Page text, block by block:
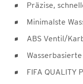
Präzise,
Minimalste
ABS Ventil/
FIFA QUALITY